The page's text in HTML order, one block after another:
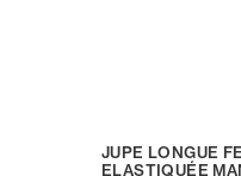
JUPE LONGUE
ELASTIQUÉE